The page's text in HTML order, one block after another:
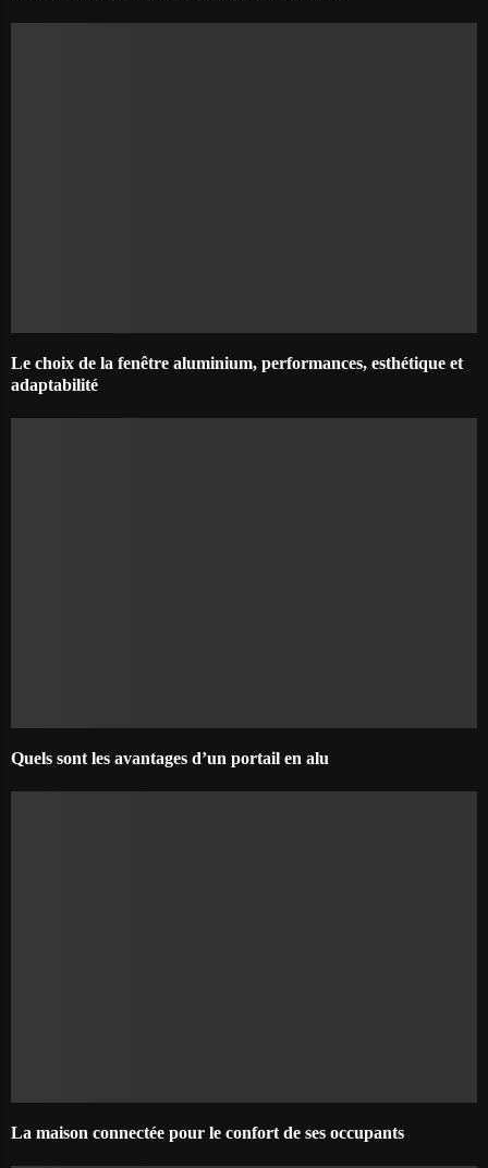
Le choix de la fenêtre aluminium, performances, esthétique et
adaptabilité
Quels sont les avantages d’un portail en alu
La maison connectée pour le confort de ses occupants